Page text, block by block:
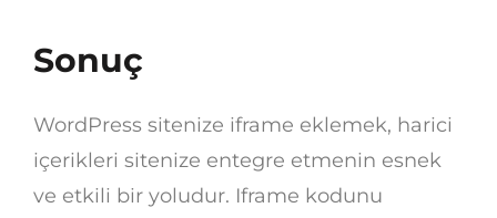
Sonuç
WordPress sitenize iframe eklemek, harici
içerikleri sitenize entegre etmenin esnek
ve etkili bir yoludur. Iframe kodunu